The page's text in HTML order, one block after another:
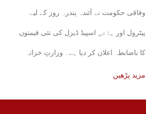
وفاقی حکومت نے آئندہ پندرہ روز کے لیے
پیٹرول اور ہائی اسپیڈ ڈیزل کی نئی قیمتوں
کا باضابطہ اعلان کر دیا ہے۔ وزارتِ خزانہ
کی
مزید پڑھیں